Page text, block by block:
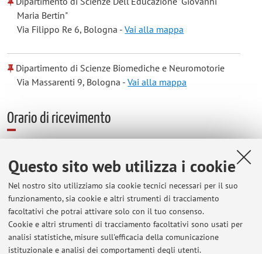
Questo sito web utilizza i cookie
Nel nostro sito utilizziamo sia cookie tecnici necessari per il suo
funzionamento, sia cookie e altri strumenti di tracciamento
facoltativi che potrai attivare solo con il tuo consenso.
Cookie e altri strumenti di tracciamento facoltativi sono usati per
analisi statistiche, misure sull'efficacia della comunicazione
istituzionale e analisi dei comportamenti degli utenti.
Maria Bertin"
Via Filippo Re 6, Bologna -Vai alla mappa
Dipartimento di Scienze Biomediche e Neuromotorie
Via Massarenti 9, Bologna -Vai alla mappa
Orario di ricevimento
singola lezione
Ultimi avvisi
DIFFERIMENTO ESAME ORALE DAL 7 LUGLIO AL 10 LUGLIO ORE 9
Pubblicato il: 23 giugno 2026